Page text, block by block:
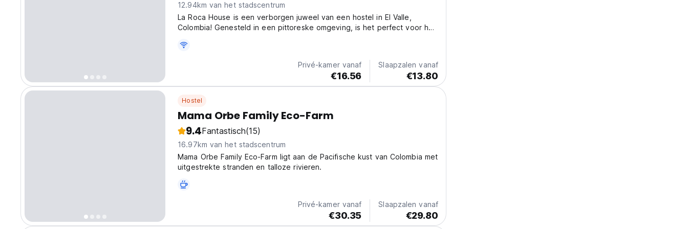
12.94km van het stadscentrum
La Roca House is een verborgen juweel van een hostel in El Valle,
Colombia! Genesteld in een pittoreske omgeving, is het perfect voor het
from original language)
Privé-kamer vanaf
€16.56
Slaapzalen vanaf
€13.80
Hostel
Mama Orbe Family Eco-Farm
9.4Fantastisch(15)
16.97km van het stadscentrum
Mama Orbe Family Eco-Farm ligt aan de Pacifische kust van Colombia met
uitgestrekte stranden en talloze rivieren.
Privé-kamer vanaf
€30.35
Slaapzalen vanaf
€29.80